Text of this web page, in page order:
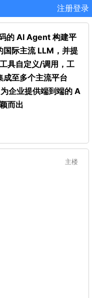
注册登录
的 AI Agent 构建平
际主流 LLM，并提
具自定义/调用，工
至多个主流平台
企业提供端到端的 A
而出
主楼